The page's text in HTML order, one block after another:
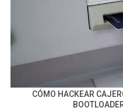
CÓMO HACKEAR